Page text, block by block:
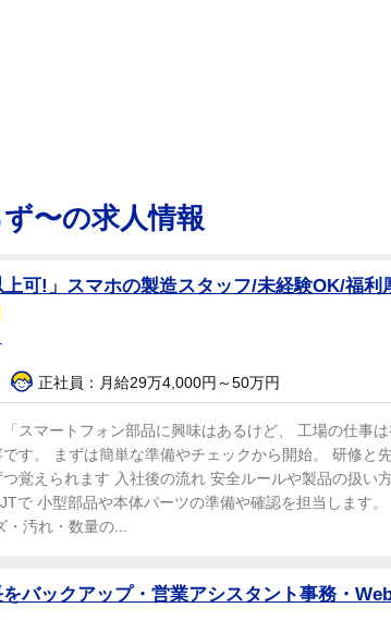
〜の求人情報
上可!」スマホの製造スタッフ/未経験OK/福利
正社員：月給29万4,000円～50万円
「スマートフォン部品に興味はあるけど、 工場の仕事
す。 まずは簡単な準備やチェックから開始。 研修と
覚えられます 入社後の流れ 安全ルールや製品の扱い
で 小型部品や本体パーツの準備や確認を担当します
汚れ・数量の...
バックアップ・営業アシスタント事務・